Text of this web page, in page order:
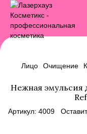
Лицо Очищение
Нежная эмульсия
Артикул: 4009